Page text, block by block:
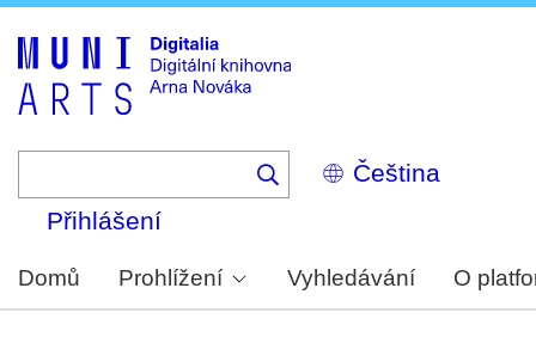
Select
your
Přihlášení
Domů Prohlížení Vyhledávání O